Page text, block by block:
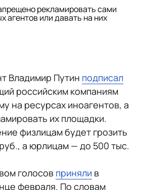
рекламировать сами
агентов или давать на них
Владимир Путин подписал
российским компаниям
на ресурсах иноагентов, а
их площадки.
физлицам будет грозить
а юрлицам — до 500 тыс.
голосов приняли в
февраля. По словам